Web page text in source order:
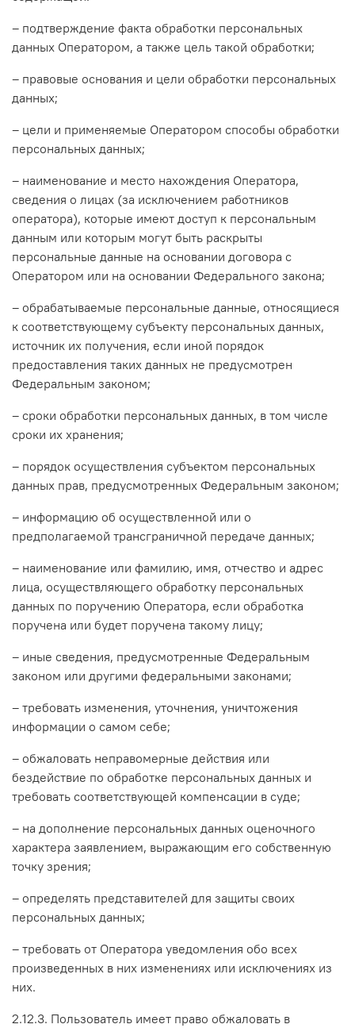
– подтверждение факта обработки персональных
данных Оператором, а также цель такой обработки;
– правовые основания и цели обработки персональных
данных;
– цели и применяемые Оператором способы обработки
персональных данных;
– наименование и место нахождения Оператора,
сведения о лицах (за исключением работников
оператора), которые имеют доступ к персональным
данным или которым могут быть раскрыты
персональные данные на основании договора с
Оператором или на основании Федерального закона;
– обрабатываемые персональные данные, относящиеся
к соответствующему субъекту персональных данных,
источник их получения, если иной порядок
предоставления таких данных не предусмотрен
Федеральным законом;
– сроки обработки персональных данных, в том числе
сроки их хранения;
– порядок осуществления субъектом персональных
данных прав, предусмотренных Федеральным законом;
– информацию об осуществленной или о
предполагаемой трансграничной передаче данных;
– наименование или фамилию, имя, отчество и адрес
лица, осуществляющего обработку персональных
данных по поручению Оператора, если обработка
поручена или будет поручена такому лицу;
– иные сведения, предусмотренные Федеральным
законом или другими федеральными законами;
– требовать изменения, уточнения, уничтожения
информации о самом себе;
– обжаловать неправомерные действия или
бездействие по обработке персональных данных и
требовать соответствующей компенсации в суде;
– на дополнение персональных данных оценочного
характера заявлением, выражающим его собственную
точку зрения;
– определять представителей для защиты своих
персональных данных;
– требовать от Оператора уведомления обо всех
произведенных в них изменениях или исключениях из
них.
2.12.3. Пользователь имеет право обжаловать в